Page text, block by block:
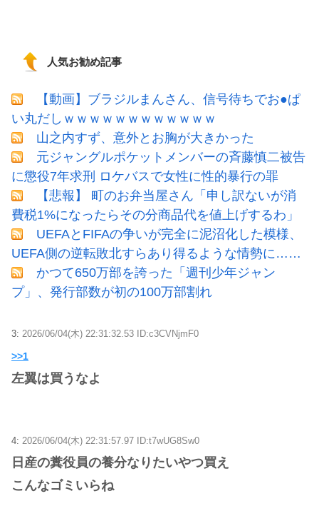
人気お勧め記事
【動画】ブラジルまんさん、信号待ちでお●ぱ
い丸だしｗｗｗｗｗｗｗｗｗｗｗｗ
山之内すず、意外とお胸が大きかった
元ジャングルポケットメンバーの斉藤慎二被告
に懲役7年求刑 ロケバスで女性に性的暴行の罪
【悲報】 町のお弁当屋さん「申し訳ないが消
費税1%になったらその分商品代を値上げするわ」
UEFAとFIFAの争いが完全に泥沼化した模様、
UEFA側の逆転敗北すらあり得るような情勢に……
かつて650万部を誇った「週刊少年ジャン
プ」、発行部数が初の100万部割れ
3: 2026/06/04(木) 22:31:32.53 ID:c3CVNjmF0
>>1
左翼は買うなよ
4: 2026/06/04(木) 22:31:57.97 ID:t7wUG8Sw0
日産の糞役員の養分なりたいやつ買え
こんなゴミいらね